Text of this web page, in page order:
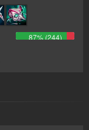
87% (244)